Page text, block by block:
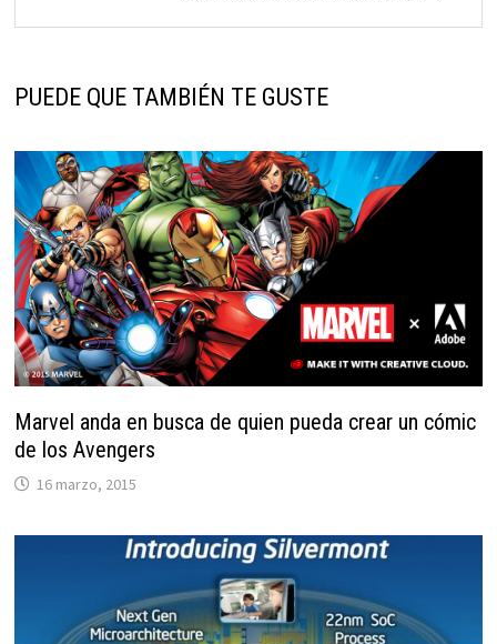
PUEDE QUE TAMBIÉN TE GUSTE
Marvel anda en busca de quien pueda crear un cómic
de los Avengers
16 marzo, 2015